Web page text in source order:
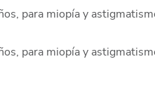
para miopía y
para miopía y